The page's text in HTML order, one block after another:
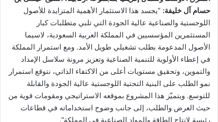
حسام آل خليفة: “يجسد هذا الاستثمار الأهمية المتزايدة للأصول
اللوجستية والصناعية عالية الجودة التي تلبي متطلبات كبار
المستثمرين المؤسسيين في المملكة العربية السعودية، لاسيما
الأصول المدعومة بطلب تشغيلي طويل الأمد. ومع استمرار المملكة
في إعطاء الأولوية للتنمية الصناعية وتعزيز مرونة سلاسل الإمداد
والتموين، وتحقيق مستويات أعلى من الاكتفاء الذاتي، نتوقع استمرار
نمو الطلب على البنية التحتية اللوجستية عالية الجودة والقابلة
للتوسع. ويتميّز هذا المشروع بموقعه الاستراتيجي ومقومات قوية من
حيث العرض والطلب، إلى جانب وضوح استخداماته في قطاعات
رئيسة لإنتاج الطاقة والمواد الصناعية في المملكة”.